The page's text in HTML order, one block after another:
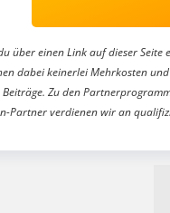
über einen Link auf dieser
dabei keinerlei Mehrkosten
Beiträge. Zu den
Partner verdienen wir an